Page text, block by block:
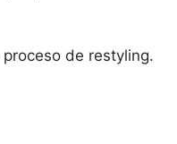
de restyling.